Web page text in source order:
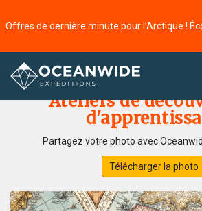
Accueil
Ateliers de
Partagez votre photo avec
Télécharger la photo